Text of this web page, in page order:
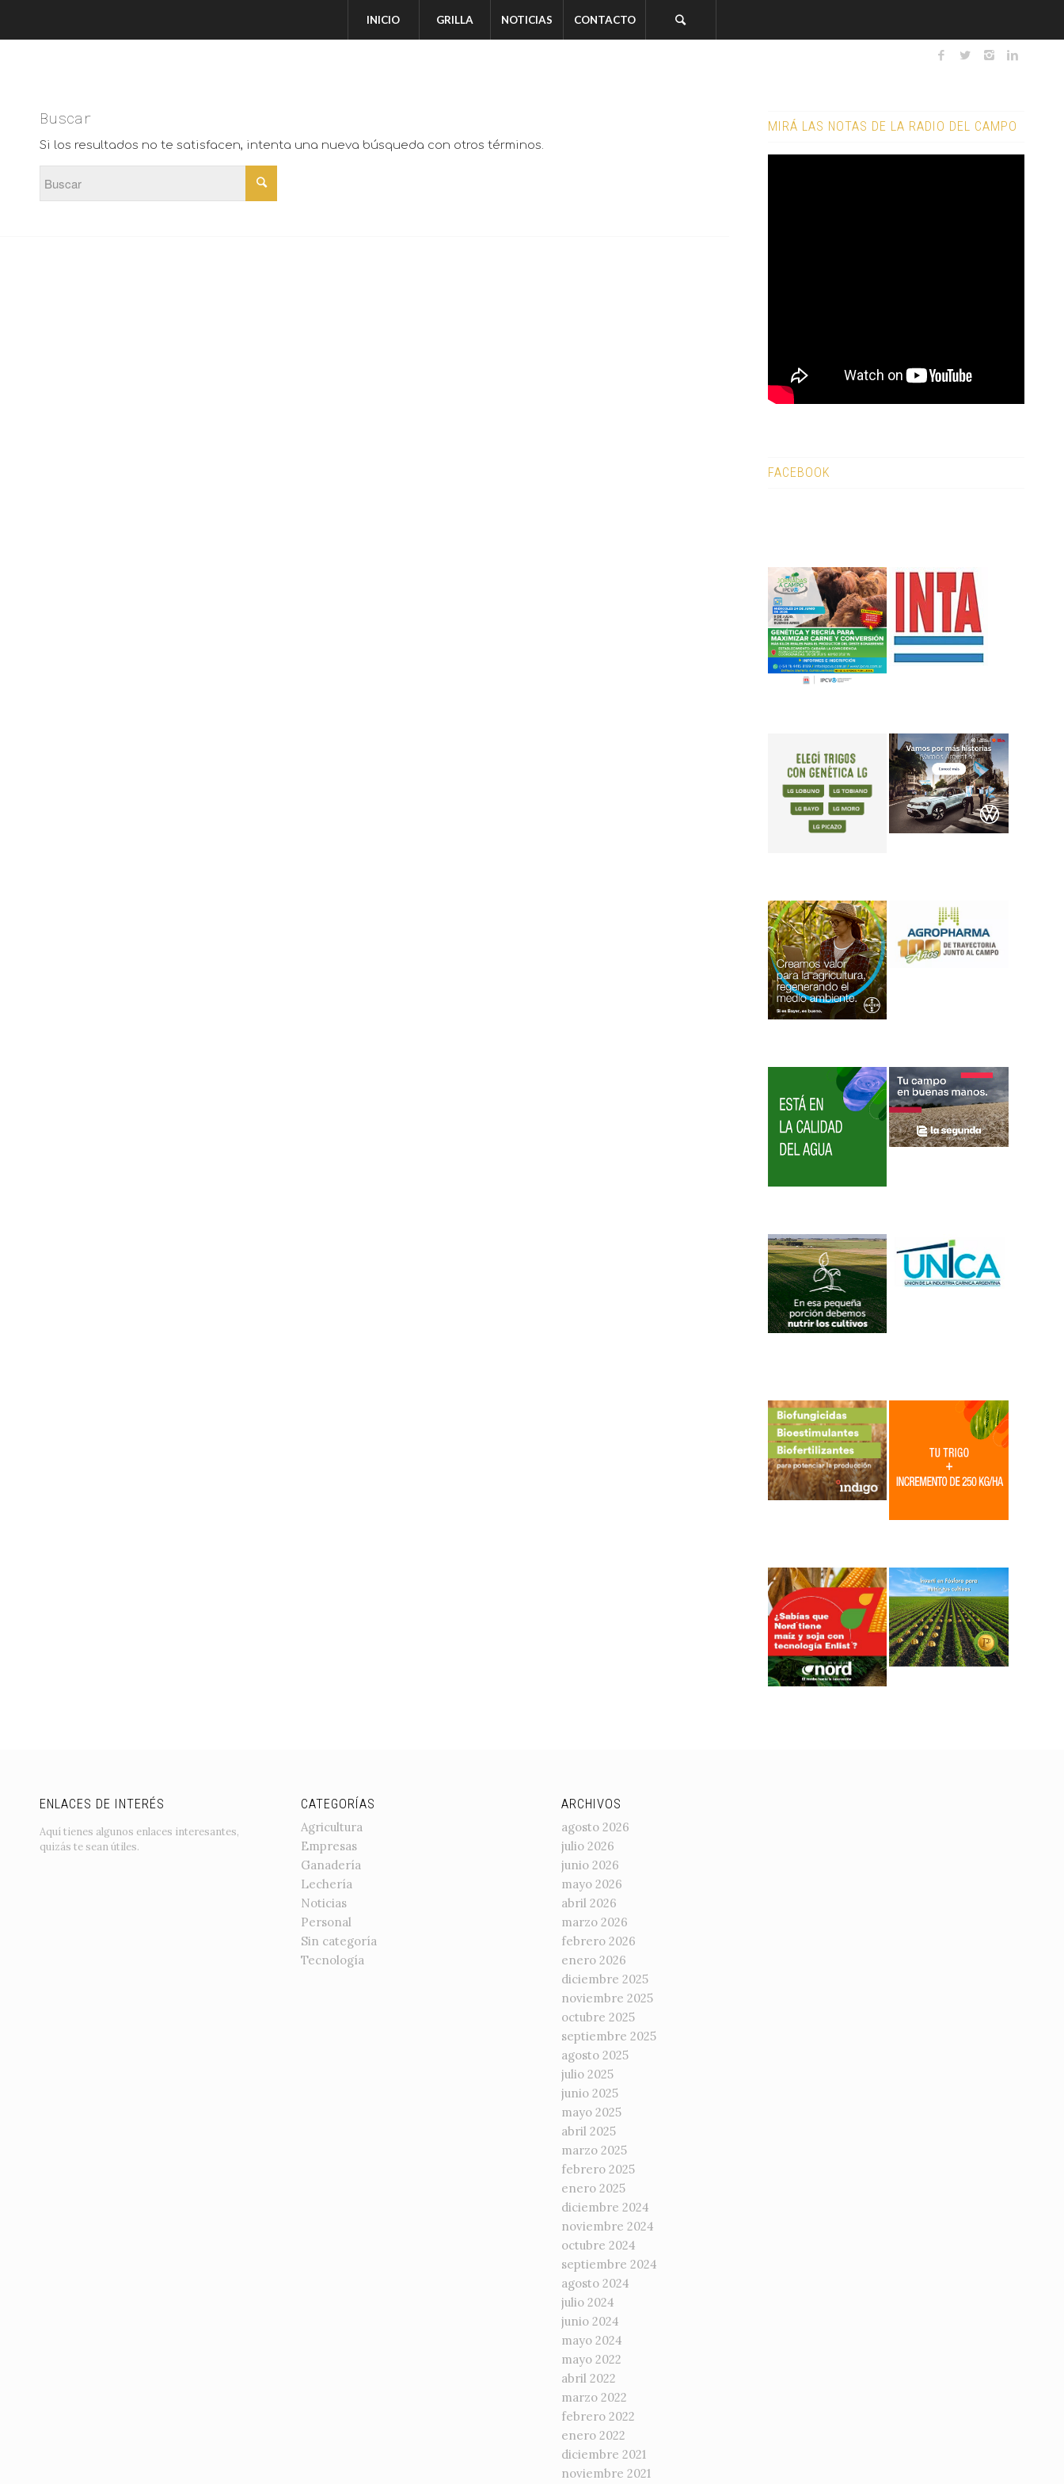
INICIO GRILLA NOTICIAS CONTACTO
Buscar
Si los resultados no te satisfacen, intenta una nueva búsqueda con otros términos.
MIRÁ LAS NOTAS DE LA RADIO DEL CAMPO
FACEBOOK
ENLACES DE INTERÉS
Aquí tienes algunos enlaces interesantes,
quizás te sean útiles.
CATEGORÍAS
Agricultura
Empresas
Ganadería
Lechería
Noticias
Personal
Sin categoría
Tecnología
ARCHIVOS
agosto 2026
julio 2026
junio 2026
mayo 2026
abril 2026
marzo 2026
febrero 2026
enero 2026
diciembre 2025
noviembre 2025
octubre 2025
septiembre 2025
agosto 2025
julio 2025
junio 2025
mayo 2025
abril 2025
marzo 2025
febrero 2025
enero 2025
diciembre 2024
noviembre 2024
octubre 2024
septiembre 2024
agosto 2024
julio 2024
junio 2024
mayo 2024
mayo 2022
abril 2022
marzo 2022
febrero 2022
enero 2022
diciembre 2021
noviembre 2021